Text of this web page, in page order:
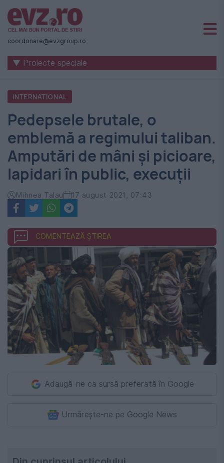
Știri
naționale
internaționale
România
-
Evenimentul
Zilei
coordonare@evzgroup.ro
▼ Proiecte speciale
INTERNATIONAL
Pedepsele brutale, o
emblemă a regimului taliban.
Amputări de mâni și picioare,
lapidari în public, execuții
Mihnea Talau 17 august 2021, 07:43
COMENTEAZĂ ȘTIREA
Adaugă-ne ca sursă preferată în Google
Urmărește-ne pe Google News